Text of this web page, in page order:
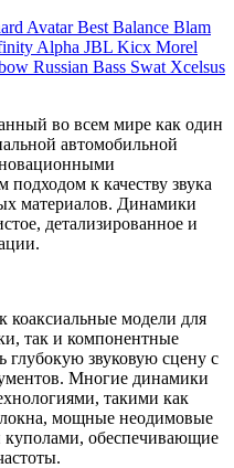
Avatar Best Balance Blam
Alpha JBL Kicx Morel
Russian Bass Swat Xcelsus
во всем мире как один
автомобильной
подходом к качеству звука
материалов. Динамики
детализированное и
коаксиальные модели для
так и компонентные
глубокую звуковую сцену с
Многие динамики
такими как
мощные неодимовые
куполами, обеспечивающие